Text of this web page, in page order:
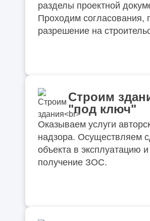
разделы проектной
Проходим согласования,
разрешение на
Строим
"под ключ"
Оказываем услуги
надзора. Осуществляем
объекта в эксплуатацию и
получение ЗОС.